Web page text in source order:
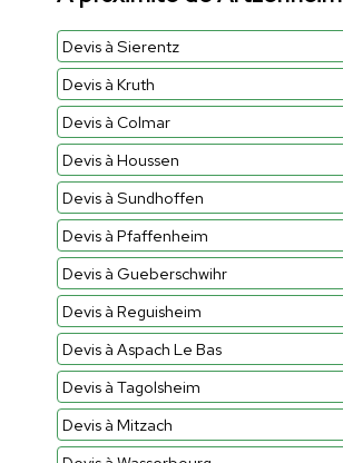
Devis à Sierentz
Devis à Kruth
Devis à Colmar
Devis à Houssen
Devis à Sundhoffen
Devis à Pfaffenheim
Devis à Gueberschwihr
Devis à Reguisheim
Devis à Aspach Le Bas
Devis à Tagolsheim
Devis à Mitzach